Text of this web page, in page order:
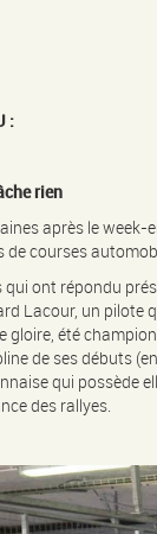
:
rien
après le
de courses
qui ont répondu
Lacour, un pilote
été
de ses débuts
qui possède
des rallyes.